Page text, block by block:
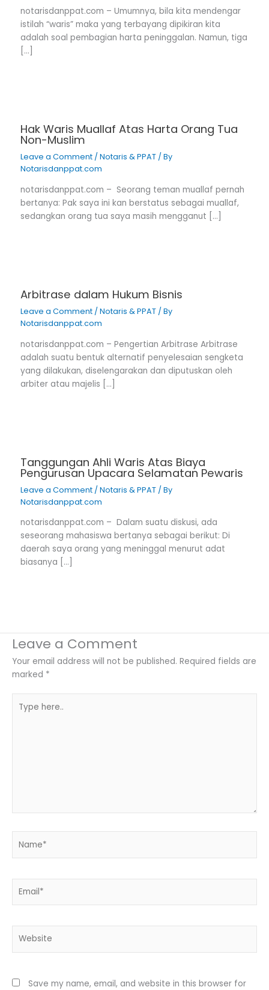
notarisdanppat.com – Umumnya, bila kita mendengar
istilah “waris” maka yang terbayang dipikiran kita
adalah soal pembagian harta peninggalan. Namun, tiga
[…]
Hak Waris Muallaf Atas Harta Orang Tua
Non-Muslim
Leave a Comment /Notaris & PPAT / By
Notarisdanppat.com
notarisdanppat.com – Seorang teman muallaf pernah
bertanya: Pak saya ini kan berstatus sebagai muallaf,
sedangkan orang tua saya masih mengganut […]
Arbitrase dalam Hukum Bisnis
Leave a Comment /Notaris & PPAT / By
Notarisdanppat.com
notarisdanppat.com – Pengertian Arbitrase Arbitrase
adalah suatu bentuk alternatif penyelesaian sengketa
yang dilakukan, diselengarakan dan diputuskan oleh
arbiter atau majelis […]
Tanggungan Ahli Waris Atas Biaya
Pengurusan Upacara Selamatan Pewaris
Leave a Comment /Notaris & PPAT / By
Notarisdanppat.com
notarisdanppat.com – Dalam suatu diskusi, ada
seseorang mahasiswa bertanya sebagai berikut: Di
daerah saya orang yang meninggal menurut adat
biasanya […]
Leave a Comment
Your email address will not be published. Required fields are
marked *
here..
Save my name, email, and website in this browser for